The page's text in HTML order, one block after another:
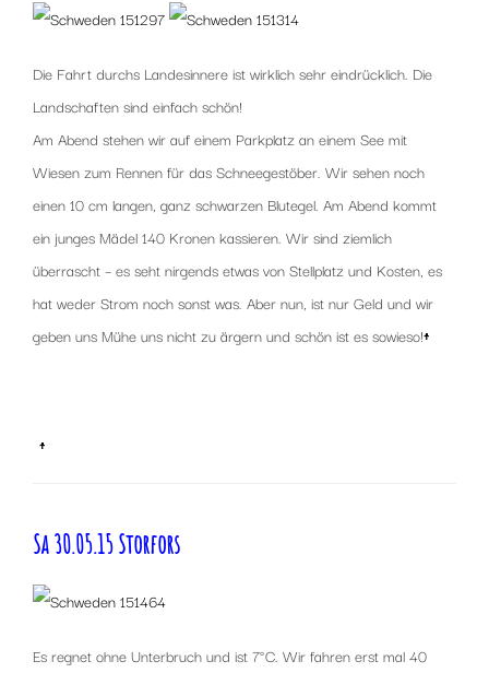
Die Fahrt durchs Landesinnere ist wirklich sehr eindrücklich. Die
Landschaften sind einfach schön!
Am Abend stehen wir auf einem Parkplatz an einem See mit
Wiesen zum Rennen für das Schneegestöber. Wir sehen noch
einen 10 cm langen, ganz schwarzen Blutegel. Am Abend kommt
ein junges Mädel 140 Kronen kassieren. Wir sind ziemlich
überrascht – es seht nirgends etwas von Stellplatz und Kosten, es
hat weder Strom noch sonst was. Aber nun, ist nur Geld und wir
geben uns Mühe uns nicht zu ärgern und schön ist es sowieso!↑
↑
Sa 30.05.15 Storfors
Es regnet ohne Unterbruch und ist 7°C. Wir fahren erst mal 40